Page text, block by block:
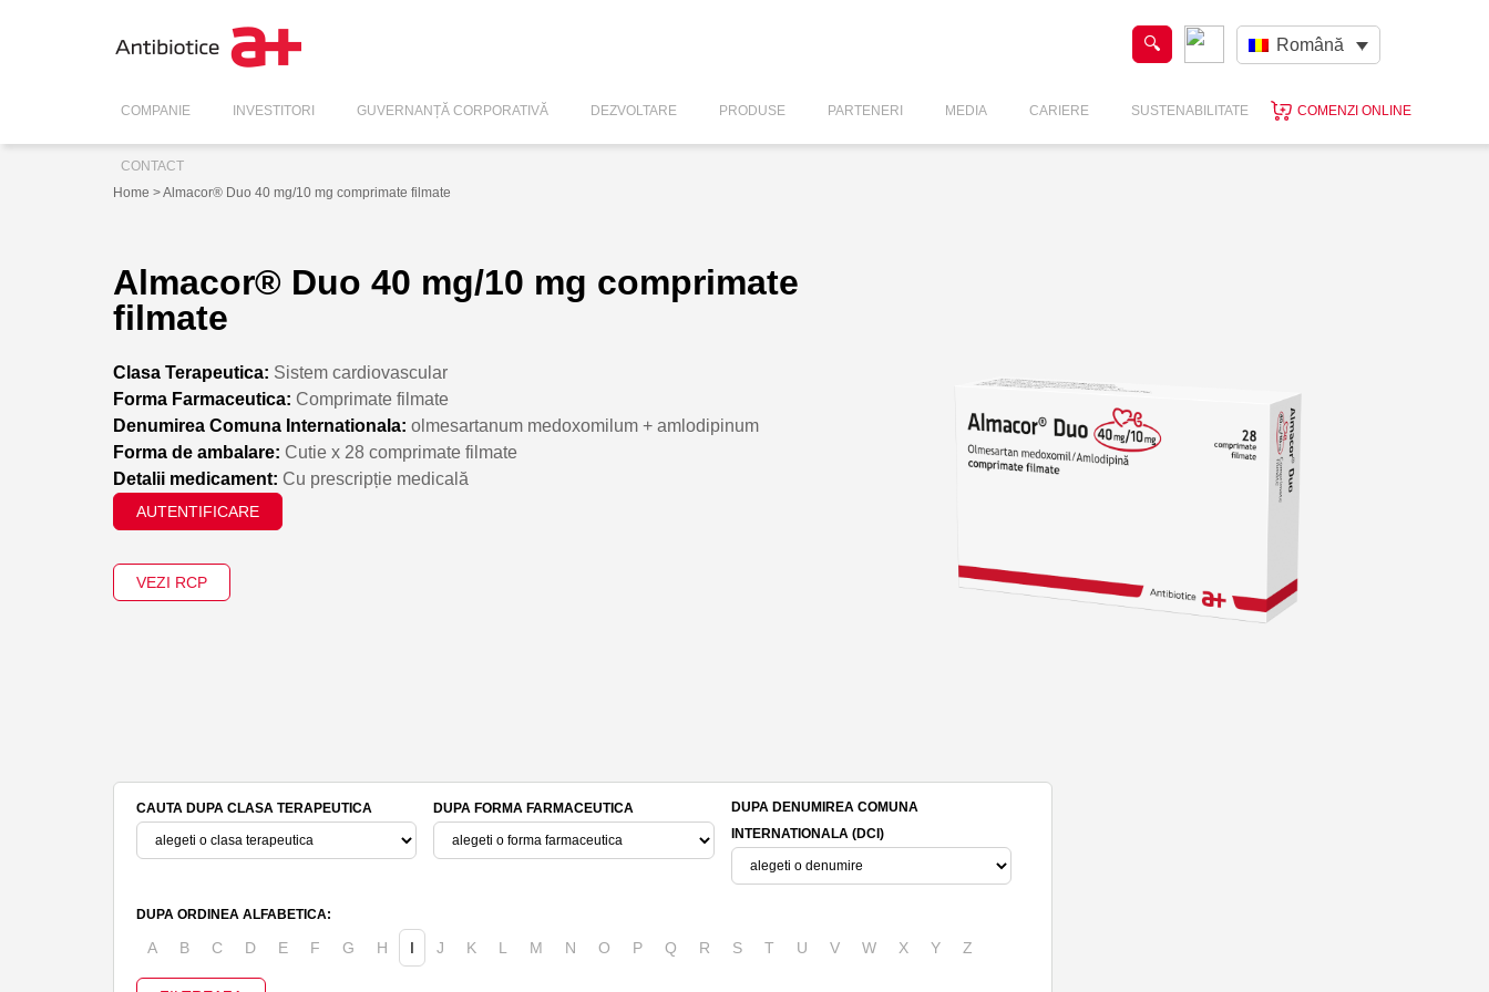
Română
COMPANIE INVESTITORI GUVERNANȚĂ CORPORATIVĂ DEZVOLTARE PRODUSE PARTENERI MEDIA CARIERE SUSTENABILITATE COMENZI ONLINE
CONTACT
Home > Almacor® Duo 40 mg/10 mg comprimate filmate
Almacor® Duo 40 mg/10 mg comprimate
filmate
Clasa Terapeutica: Sistem cardiovascular
Forma Farmaceutica: Comprimate filmate
Denumirea Comuna Internationala: olmesartanum medoxomilum + amlodipinum
Forma de ambalare: Cutie x 28 comprimate filmate
Detalii medicament: Cu prescripție medicală
AUTENTIFICARE
VEZI RCP
CAUTA DUPA CLASA TERAPEUTICA DUPA FORMA FARMACEUTICA
DUPA DENUMIREA COMUNA
INTERNATIONALA (DCI)
DUPA ORDINEA ALFABETICA:
A B C D E F G H I J K L M N O P Q R S T U V W X Y Z